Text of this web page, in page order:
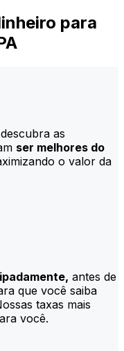
para
as
ser melhores do
o valor da
antes de
que você saiba
taxas mais
você.